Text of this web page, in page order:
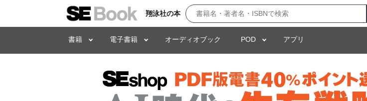
翔泳社の本
書籍 電子書籍 オーディオブック POD アプリ